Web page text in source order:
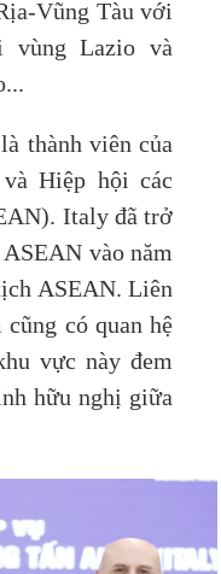
Vũng Tàu với
vùng Lazio và
thành viên của
Hiệp hội các
Italy đã trở
vào năm
ASEAN. Liên
có quan hệ
vực này đem
hữu nghị giữa